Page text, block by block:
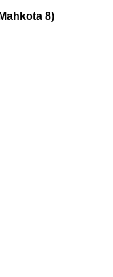
8)